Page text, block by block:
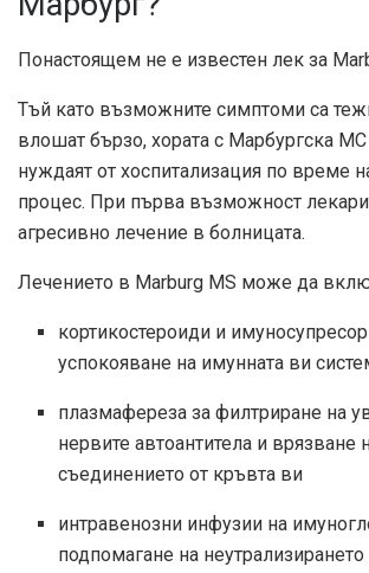
Понастоящем не е известен лек за
Тъй като възможните симптоми са
влошат бързо, хората с Марбургска МС
нуждаят от хоспитализация по време
процес. При първа възможност
агресивно лечение в болницата.
Лечението в Marburg MS може да
кортикостероиди и
успокояване на имунната ви
плазмафереза ​​​​за филтриране на
нервите автоантитела и врязване
съединението от кръвта ви
интравенозни инфузии на
подпомагане на